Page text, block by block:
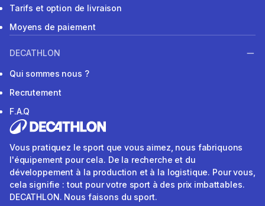
Tarifs et option de livraison
Moyens de paiement
DECATHLON
Qui sommes nous ?
Recrutement
F.A.Q
Vous pratiquez le sport que vous aimez, nous fabriquons
l'équipement pour cela. De la recherche et du
développement à la production et à la logistique. Pour vous,
cela signifie : tout pour votre sport à des prix imbattables.
DECATHLON. Nous faisons du sport.